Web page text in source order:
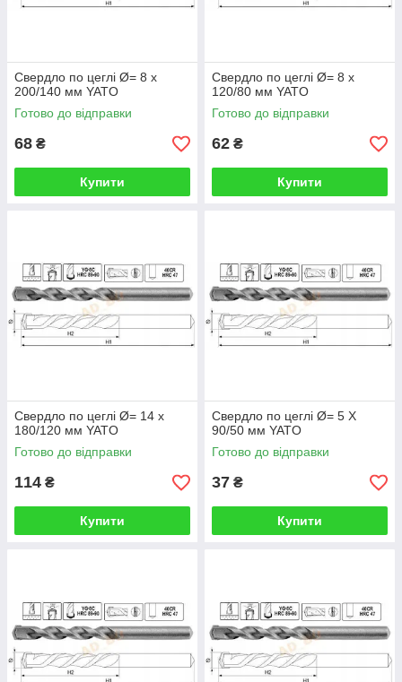
Свердло по цеглі Ø= 8 х
200/140 мм YATO
Готово до відправки
68 ₴
Купити
Свердло по цеглі Ø= 8 х
120/80 мм YATO
Готово до відправки
62 ₴
Купити
Свердло по цеглі Ø= 14 х
180/120 мм YATO
Готово до відправки
114 ₴
Купити
Свердло по цеглі Ø= 5 Х
90/50 мм YATO
Готово до відправки
37 ₴
Купити